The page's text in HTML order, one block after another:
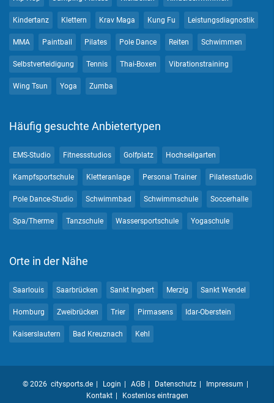
Kindertanz Klettern Krav Maga Kung Fu Leistungsdiagnostik
MMA Paintball Pilates Pole Dance Reiten Schwimmen
Selbstverteidigung Tennis Thai-Boxen Vibrationstraining
Wing Tsun Yoga Zumba
Häufig gesuchte Anbietertypen
EMS-Studio Fitnessstudios Golfplatz Hochseilgarten
Kampfsportschule Kletteranlage Personal Trainer Pilatesstudio
Pole Dance-Studio Schwimmbad Schwimmschule Soccerhalle
Spa/Therme Tanzschule Wassersportschule Yogaschule
Orte in der Nähe
Saarlouis Saarbrücken Sankt Ingbert Merzig Sankt Wendel
Homburg Zweibrücken Trier Pirmasens Idar-Oberstein
Kaiserslautern Bad Kreuznach Kehl
© 2026 citysports.de Login AGB Datenschutz
Impressum
Kontakt
Kostenlos eintragen